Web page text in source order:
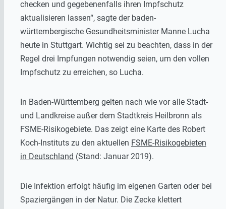
checken und gegebenenfalls ihren Impfschutz
aktualisieren lassen“, sagte der baden-
württembergische Gesundheitsminister Manne Lucha
heute in Stuttgart. Wichtig sei zu beachten, dass in der
Regel drei Impfungen notwendig seien, um den vollen
Impfschutz zu erreichen, so Lucha.
In Baden-Württemberg gelten nach wie vor alle Stadt-
und Landkreise außer dem Stadtkreis Heilbronn als
FSME-Risikogebiete. Das zeigt eine Karte des Robert
Koch-Instituts zu den aktuellen FSME-Risikogebieten
in Deutschland (Stand: Januar 2019).
Die Infektion erfolgt häufig im eigenen Garten oder bei
Spaziergängen in der Natur. Die Zecke klettert